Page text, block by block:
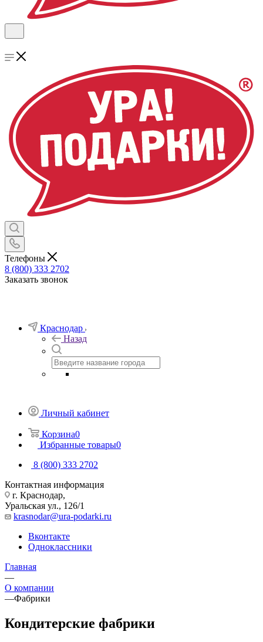
Телефоны
8 (800) 333 2702
Заказать звонок
Краснодар
Назад
Личный кабинет
Корзина0
Избранные товары0
8 (800) 333 2702
Контактная информация
г. Краснодар,
Уральская ул., 126/1
krasnodar@ura-podarki.ru
Вконтакте
Одноклассники
Главная
—
О компании
—Фабрики
Кондитерские фабрики